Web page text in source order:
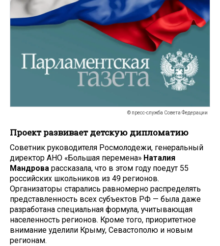
© пресс-служба Совета Федерации
Проект развивает детскую дипломатию
Советник руководителя Росмолодежи, генеральный
директор АНО «Большая перемена» Наталия
Мандрова рассказала, что в этом году поедут 55
российских школьников из 49 регионов.
Организаторы старались равномерно распределять
представленность всех субъектов РФ — была даже
разработана специальная формула, учитывающая
населенность регионов. Кроме того, приоритетное
внимание уделили Крыму, Севастополю и новым
регионам.